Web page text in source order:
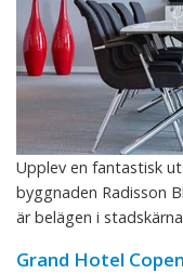
Upplev en fantastisk
byggnaden Radisson
är belägen i
Grand Hotel